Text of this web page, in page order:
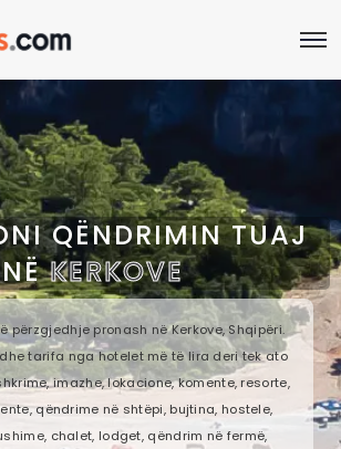
QËNDRIMIN TUAJ
NËKERKOVE
përzgjedhje pronash në Kerkove, Shqipëri.
tarifa nga hotelet më të lira deri tek ato
imazhe, lokacione, komente, resorte,
qëndrime në shtëpi, bujtina, hostele,
chalet, lodget, qëndrim në fermë,